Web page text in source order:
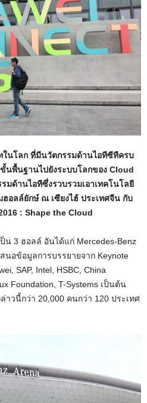
ในโลก ที่มีนวัตกรรมด้านไอทีซีทีครบ
นพื้นฐานไปยังระบบโลกของ Cloud
มด้านไอทีซึ่งรวบรวมเอาเทคโนโลยี
อลล์ยักษ์ ณ เซียงไฮ้ ประเทศจีน กับ
: Shape the Cloud
น 3 ฮอลล์ อันได้แก่ Mercedes-Benz
นอข้อมูลการบรรยายจาก Keynote
SAP, Intel, HSBC, China
Foundation, T-Systems เป็นต้น
าวนี้กว่า 20,000 คนกว่า 120 ประเทศ